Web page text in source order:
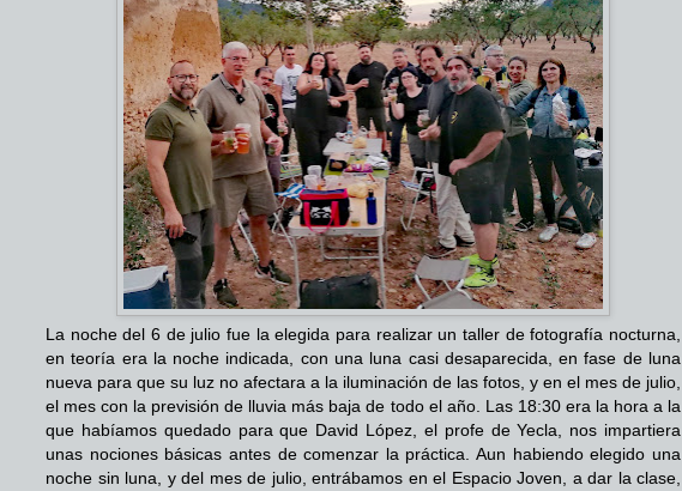
La noche del 6 de julio fue la elegida para realizar un taller de fotografía nocturna,
en teoría era la noche indicada, con una luna casi desaparecida, en fase de luna
nueva para que su luz no afectara a la iluminación de las fotos, y en el mes de julio,
el mes con la previsión de lluvia más baja de todo el año. Las 18:30 era la hora a la
que habíamos quedado para que David López, el profe de Yecla, nos impartiera
unas nociones básicas antes de comenzar la práctica. Aun habiendo elegido una
noche sin luna, y del mes de julio, entrábamos en el Espacio Joven, a dar la clase,